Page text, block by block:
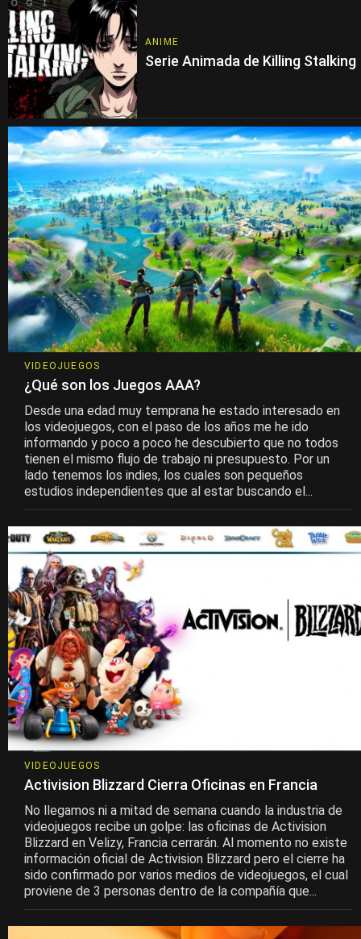
ANIME
Serie Animada de Killing Stalking
VIDEOJUEGOS
¿Qué son los Juegos AAA?
Desde una edad muy temprana he estado interesado en
los videojuegos, con el paso de los años me he ido
informando y poco a poco he descubierto que no todos
tienen el mismo flujo de trabajo ni presupuesto. Por un
lado tenemos los indies, los cuales son pequeños
estudios independientes que al estar buscando el...
VIDEOJUEGOS
Activision Blizzard Cierra Oficinas en Francia
No llegamos ni a mitad de semana cuando la industria de
videojuegos recibe un golpe: las oficinas de Activision
Blizzard en Velizy, Francia cerrarán. Al momento no existe
información oficial de Activision Blizzard pero el cierre ha
sido confirmado por varios medios de videojuegos, el cual
proviene de 3 personas dentro de la compañía que...